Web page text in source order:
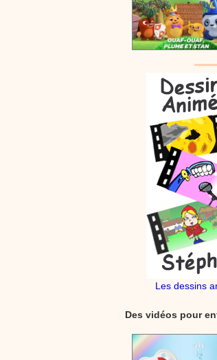
Les dessins
Des vidéos pour